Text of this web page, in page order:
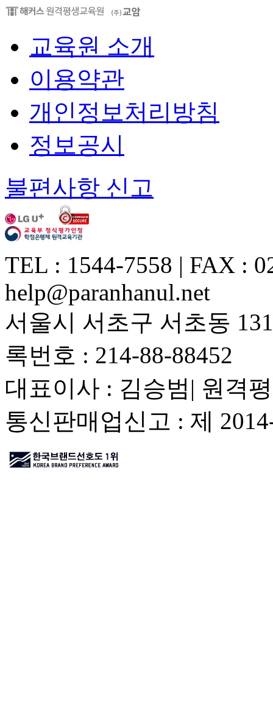
교육원 소개
이용약관
개인정보처리방침
정보공시
불편사항 신고
TEL : 1544-7558 | FAX :
help@paranhanul.net
서울시 서초구 서초동
록번호 : 214-88-88452
대표이사 : 김승범| 원격
통신판매업신고 : 제